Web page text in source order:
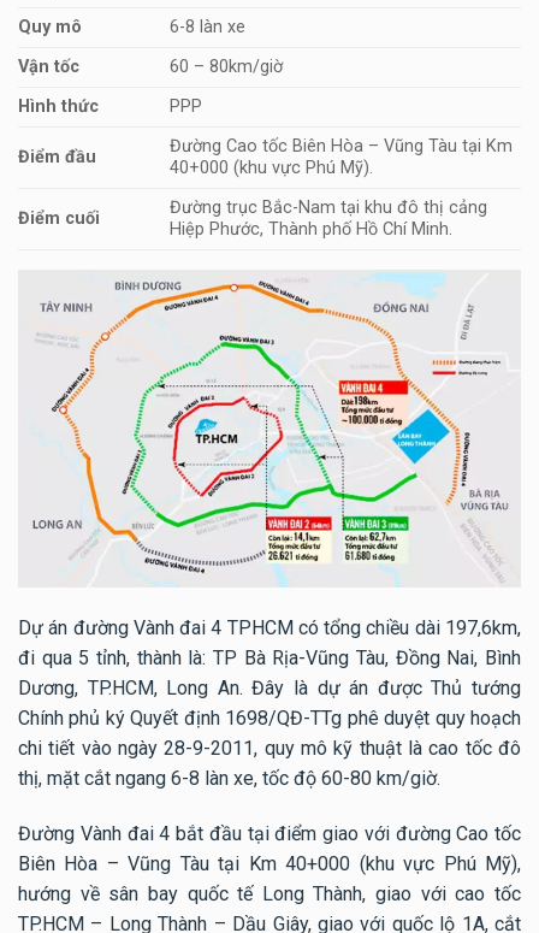
Quy mô
6-8 làn xe
Vận tốc
60 – 80km/giờ
Hình thức
PPP
Điểm đầu
Đường Cao tốc Biên Hòa – Vũng Tàu tại Km
40+000 (khu vực Phú Mỹ).
Điểm cuối
Đường trục Bắc-Nam tại khu đô thị cảng
Hiệp Phước, Thành phố Hồ Chí Minh.
Dự án đường Vành đai 4 TPHCM có tổng chiều dài 197,6km,
đi qua 5 tỉnh, thành là: TP Bà Rịa-Vũng Tàu, Đồng Nai, Bình
Dương, TP.HCM, Long An. Đây là dự án được Thủ tướng
Chính phủ ký Quyết định 1698/QĐ-TTg phê duyệt quy hoạch
chi tiết vào ngày 28-9-2011, quy mô kỹ thuật là cao tốc đô
thị, mặt cắt ngang 6-8 làn xe, tốc độ 60-80 km/giờ.
Đường Vành đai 4 bắt đầu tại điểm giao với đường Cao tốc
Biên Hòa – Vũng Tàu tại Km 40+000 (khu vực Phú Mỹ),
hướng về sân bay quốc tế Long Thành, giao với cao tốc
TP.HCM – Long Thành – Dầu Giây, giao với quốc lộ 1A, cắt